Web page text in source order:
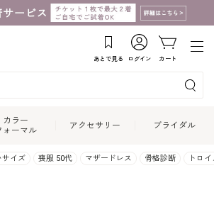
あとで見る ログイン カート
カラー
ォーマル
アクセサリー ブライダル
サイズ 喪服 50代 マザードレス 骨格診断 トロ